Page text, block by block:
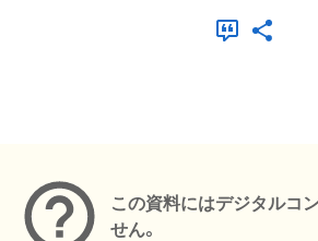
この資料にはデジタルコ
せん。